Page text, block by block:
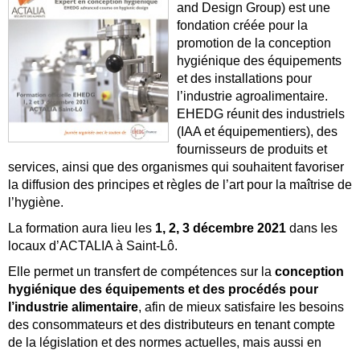
and Design Group) est une
fondation créée pour la
promotion de la conception
hygiénique des équipements
et des installations pour
l’industrie agroalimentaire.
EHEDG réunit des industriels
(IAA et équipementiers), des
fournisseurs de produits et
services, ainsi que des organismes qui souhaitent favoriser
la diffusion des principes et règles de l’art pour la maîtrise de
l’hygiène.
La formation aura lieu les 1, 2, 3 décembre 2021 dans les
locaux d’ACTALIA à Saint-Lô.
Elle permet un transfert de compétences sur la conception
hygiénique des équipements et des procédés pour
l’industrie alimentaire, afin de mieux satisfaire les besoins
des consommateurs et des distributeurs en tenant compte
de la législation et des normes actuelles, mais aussi en